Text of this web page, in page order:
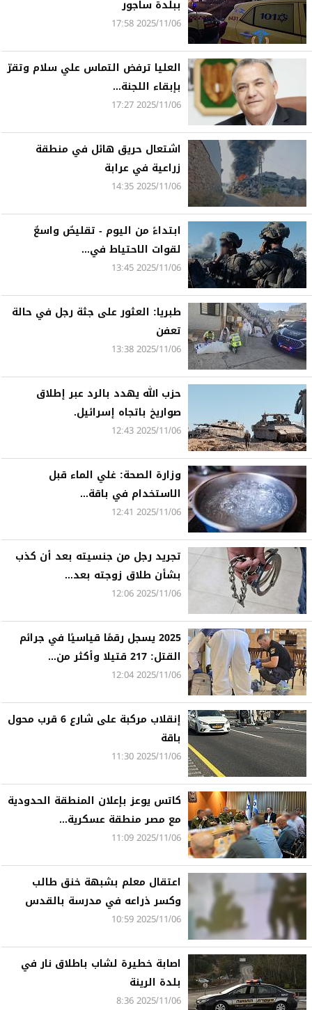
ببلدة ساجور
2025/11/06 17:58
العليا ترفض التماس علي سلام وتقرّ
بإبقاء اللجنة...
2025/11/06 17:27
اشتعال حريق هائل في منطقة
زراعية في عرابة
2025/11/06 14:35
ابتداءً من اليوم - تقليصٌ واسعٌ
لقوات الاحتياط في...
2025/11/06 13:45
طبريا: العثور على جثة رجل في حالة
تعفن
2025/11/06 13:38
حزب الله يهدد بالرد عبر إطلاق
صواريخ باتجاه إسرائيل.
2025/11/06 12:43
وزارة الصحة: ​​غلي الماء قبل
الاستخدام في باقة...
2025/11/06 12:41
تجريد رجل من جنسيته بعد أن كذب
بشأن طلاق زوجته بعد...
2025/11/06 12:06
2025 يسجل رقمًا قياسيًا في جرائم
القتل: 217 قتيلا وأكثر من...
2025/11/06 12:04
إنقلاب مركبة على شارع 6 قرب محول
باقة
2025/11/06 11:30
كاتس يوعز بإعلان المنطقة الحدودية
مع مصر منطقة عسكرية...
2025/11/06 11:09
اعتقال معلم بشبهة خنق طالب
وكسر ذراعه في مدرسة بالقدس
2025/11/06 10:59
اصابة خطيرة لشاب باطلاق نار في
بلدة الرينة
2025/11/06 8:36